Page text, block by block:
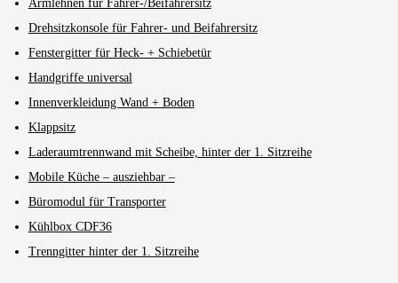
Armlehnen für Fahrer-/Beifahrersitz
Drehsitzkonsole für Fahrer- und Beifahrersitz
Fenstergitter für Heck- + Schiebetür
Handgriffe universal
Innenverkleidung Wand + Boden
Klappsitz
Laderaumtrennwand mit Scheibe, hinter der 1. Sitzreihe
Mobile Küche – ausziehbar –
Büromodul für Transporter
Kühlbox CDF36
Trenngitter hinter der 1. Sitzreihe